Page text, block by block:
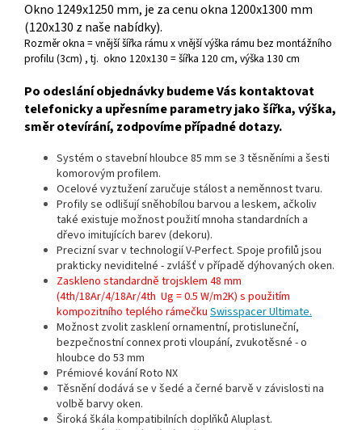
Okno 1249x1250 mm, je za cenu okna 1200x1300 mm
(120x130 z naše nabídky).
Rozměr okna = vnější šířka rámu x vnější výška rámu bez montážního
profilu (3cm) , tj. okno 120x130 = šířka 120 cm, výška 130 cm
Po odeslání objednávky budeme Vás kontaktovat
telefonicky a upřesníme parametry jako šířka, výška,
směr otevírání, zodpovíme případné dotazy.
Systém o stavební hloubce 85 mm se 3 těsněními a šesti
komorovým profilem.
Ocelové vyztužení zaručuje stálost a neměnnost tvaru.
Profily se odlišují sněhobílou barvou a leskem, ačkoliv
také existuje možnost použití mnoha standardních a
dřevo imitujících barev (dekoru).
Precizní svar v technologií V-Perfect. Spoje profilů jsou
prakticky neviditelné - zvlášť v případě dýhovaných oken.
Zaskleno standardně trojsklem 48 mm
(4th/18Ar/4/18Ar/4th Ug = 0.5 W/m2K) s použitím
kompozitního teplého rámečku Swisspacer Ultimate.
Možnost zvolit zasklení ornamentní, protisluneční,
bezpečnostní connex proti vloupání, zvukotěsné - o
hloubce do 53 mm
Prémiové kování Roto NX
Těsnění dodává se v šedé a černé barvě v závislosti na
volbě barvy oken.
Široká škála kompatibilních doplňků Aluplast.